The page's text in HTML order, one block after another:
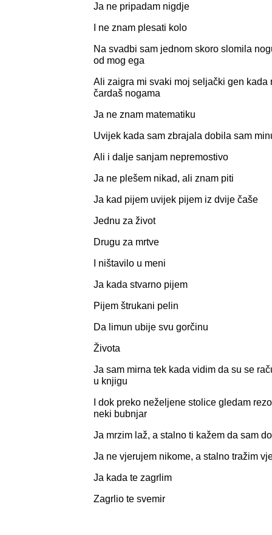
Ja ne pripadam nigdje
I ne znam plesati kolo
Na svadbi sam jednom skoro slomila
od mog ega
Ali zaigra mi svaki moj seljački gen
čardaš nogama
Ja ne znam matematiku
Uvijek kada sam zbrajala dobila sam
Ali i dalje sanjam nepremostivo
Ja ne plešem nikad, ali znam piti
Ja kad pijem uvijek pijem iz dvije čaše
Jednu za život
Drugu za mrtve
I ništavilo u meni
Ja kada stvarno pijem
Pijem štrukani pelin
Da limun ubije svu gorčinu
Života
Ja sam mirna tek kada vidim da su se
u knjigu
I dok preko neželjene stolice gledam
neki bubnjar
Ja mrzim laž, a stalno ti kažem da sam
Ja ne vjerujem nikome, a stalno tražim
Ja kada te zagrlim
Zagrlio te svemir